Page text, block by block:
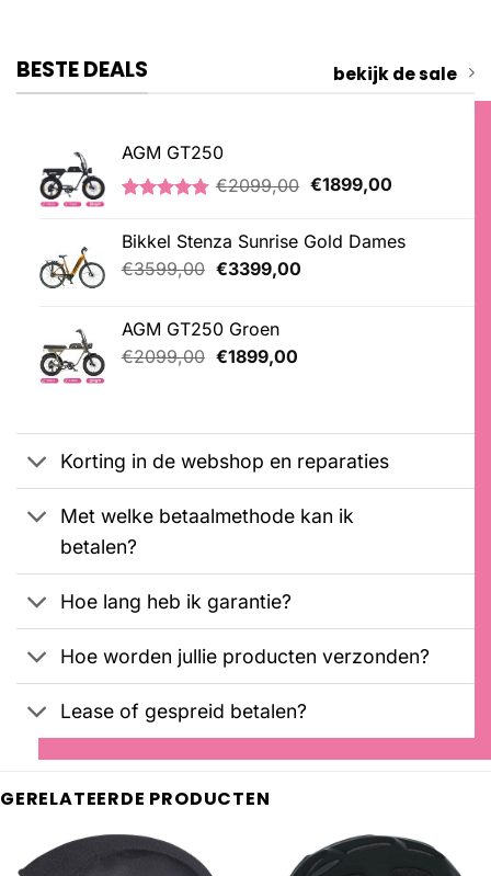
BESTE DEALS bekijk de sale
AGM GT250
4.76
op 5
gebaseerd
op
klantbeoordelingen
€2099,00 Oorspronkelijke
€2099,00.
€1899,00Huidige
€1899,00.
Bikkel Stenza Sunrise Gold Dames
€3599,00 Oorspronkelijke
€3599,00.
€3399,00Huidige
AGM GT250 Groen
€2099,00 Oorspronkelijke
€1899,00Huidige
Korting in de webshop en reparaties
Met welke betaalmethode kan ik
betalen?
Hoe lang heb ik garantie?
Hoe worden jullie producten verzonden?
Lease of gespreid betalen?
GERELATEERDE PRODUCTEN